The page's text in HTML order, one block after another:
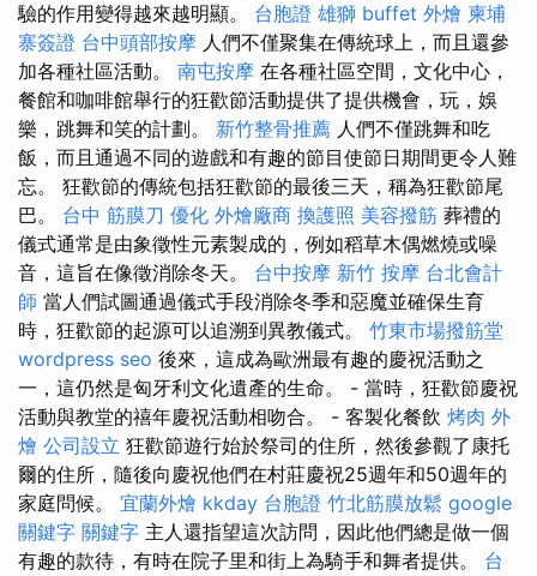
驗的作用變得越來越明顯。 台胞證 雄獅 buffet 外燴 柬埔
寨簽證 台中頭部按摩 人們不僅聚集在傳統球上，而且還參
加各種社區活動。 南屯按摩 在各種社區空間，文化中心，
餐館和咖啡館舉行的狂歡節活動提供了提供機會，玩，娛
樂，跳舞和笑的計劃。 新竹整骨推薦 人們不僅跳舞和吃
飯，而且通過不同的遊戲和有趣的節目使節日期間更令人難
忘。 狂歡節的傳統包括狂歡節的最後三天，稱為狂歡節尾
巴。 台中 筋膜刀 優化 外燴廠商 換護照 美容撥筋 葬禮的
儀式通常是由象徵性元素製成的，例如稻草木偶燃燒或噪
音，這旨在像徵消除冬天。 台中按摩 新竹 按摩 台北會計
師 當人們試圖通過儀式手段消除冬季和惡魔並確保生育
時，狂歡節的起源可以追溯到異教儀式。 竹東市場撥筋堂
wordpress seo 後來，這成為歐洲最有趣的慶祝活動之
一，這仍然是匈牙利文化遺產的生命。 - 當時，狂歡節慶祝
活動與教堂的禧年慶祝活動相吻合。 - 客製化餐飲 烤肉 外
燴 公司設立 狂歡節遊行始於祭司的住所，然後參觀了康托
爾的住所，隨後向慶祝他們在村莊慶祝25週年和50週年的
家庭問候。 宜蘭外燴 kkday 台胞證 竹北筋膜放鬆 google
關鍵字 關鍵字 主人還指望這次訪問，因此他們總是做一個
有趣的款待，有時在院子里和街上為騎手和舞者提供。 台